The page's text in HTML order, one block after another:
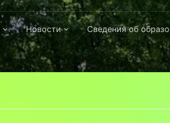
Новости Сведения об